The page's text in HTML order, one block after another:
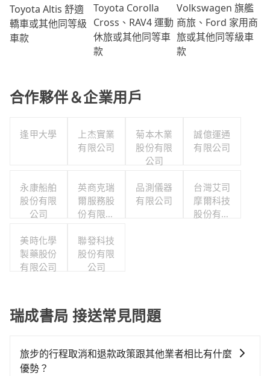
Toyota Altis 舒適
轎車或其他同等級
車款
Toyota Corolla
Cross、RAV4 運動
休旅或其他同等車
款
Volkswagen 旗艦
商旅、Ford 家用商
旅或其他同等級車
款
合作夥伴＆企業用戶
逢甲大學
上杰實業
有限公司
菊本木業
股份有限
公司
誠億運通
有限公司
永康船舶
股份有限
公司
英商克瑞
爾服務股
份有限公
公司
品測儀器
有限公司
台灣艾司
摩爾科技
股份有限
美時化學
製藥股份
有限公司
聯發科技
股份有限
公司
瑞成書局 接送常見問題
旅步的行程取消和退款政策跟其他業者相比有什麼
優勢？